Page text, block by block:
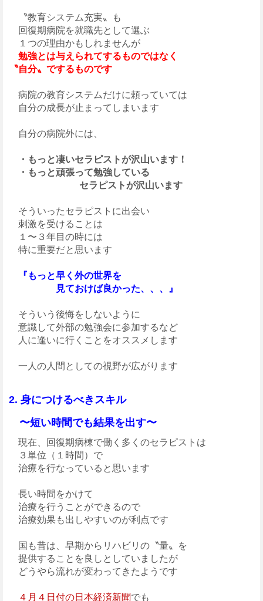
〝教育システム充実〟も
回復期病院を就職先として選ぶ
１つの理由かもしれませんが
勉強とは与えられてするものではなく
〝自分〟でするものです
病院の教育システムだけに頼っていては
自分の成長が止まってしまいます
自分の病院外には、
・もっと凄いセラピストが沢山います！
・もっと頑張って勉強している
セラピストが沢山います
そういったセラピストに出会い
刺激を受けることは
１〜３年目の時には
特に重要だと思います
『もっと早く外の世界を
見ておけば良かった、、、』
そういう後悔をしないように
意識して外部の勉強会に参加するなど
人に逢いに行くことをオススメします
一人の人間としての視野が広がります
2. 身につけるべきスキル
〜短い時間でも結果を出す〜
現在、回復期病棟で働く多くのセラピストは
３単位（１時間）で
治療を行なっていると思います
長い時間をかけて
治療を行うことができるので
治療効果も出しやすいのが利点です
国も昔は、早期からリハビリの〝量〟を
提供することを良しとしていましたが
どうやら流れが変わってきたようです
４月４日付の日本経済新聞でも